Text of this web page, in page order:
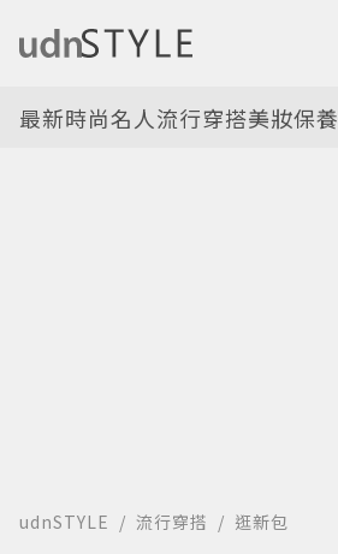
最新時尚名人流行穿搭美妝保養
udnSTYLE 流行穿搭 逛新包